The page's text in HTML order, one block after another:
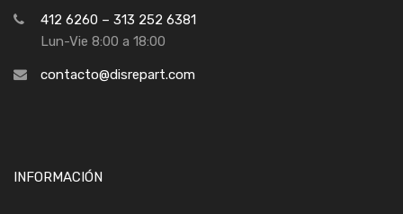
412 6260 – 313 252 6381
Lun-Vie 8:00 a 18:00
contacto@disrepart.com
INFORMACIÓN